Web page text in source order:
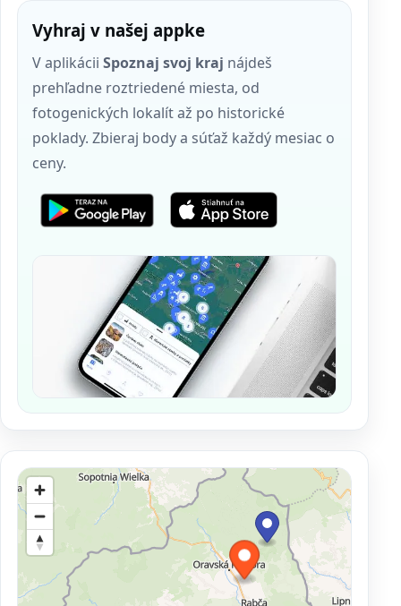
Vyhraj v našej appke
V aplikácii Spoznaj svoj kraj nájdeš
prehľadne roztriedené miesta, od
fotogenických lokalít až po historické
poklady. Zbieraj body a súťaž každý mesiac o
ceny.